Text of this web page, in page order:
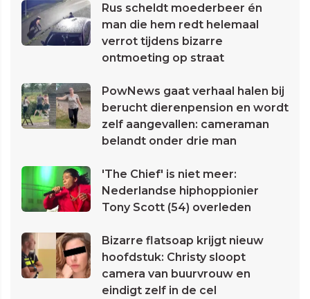
Rus scheldt moederbeer én
man die hem redt helemaal
verrot tijdens bizarre
ontmoeting op straat
PowNews gaat verhaal halen bij
berucht dierenpension en wordt
zelf aangevallen: cameraman
belandt onder drie man
'The Chief' is niet meer:
Nederlandse hiphoppionier
Tony Scott (54) overleden
Bizarre flatsoap krijgt nieuw
hoofdstuk: Christy sloopt
camera van buurvrouw en
eindigt zelf in de cel